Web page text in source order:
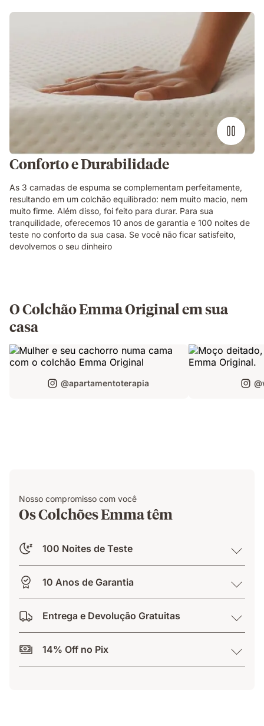
Conforto e Durabilidade
As 3 camadas de espuma se complementam perfeitamente,
resultando em um colchão equilibrado: nem muito macio, nem
muito firme. Além disso, foi feito para durar. Para sua
tranquilidade, oferecemos 10 anos de garantia e 100 noites de
teste no conforto da sua casa. Se você não ficar satisfeito,
devolvemos o seu dinheiro
O Colchão Emma Original em sua
casa
@apartamentoterapia
Nosso compromisso com você
Os Colchões Emma têm
100 Noites de Teste
10 Anos de Garantia
Entrega e Devolução Gratuitas
14% Off no Pix